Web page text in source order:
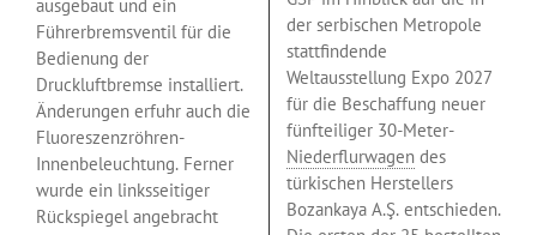
ausgebaut und ein
Führerbremsventil für die
Bedienung der
Druckluftbremse installiert.
Änderungen erfuhr auch die
Fluoreszenzröhren-
Innenbeleuchtung. Ferner
wurde ein linksseitiger
Rückspiegel angebracht
der serbischen Metropole
stattfindende
Weltausstellung Expo 2027
für die Beschaffung neuer
fünfteiliger 30-Meter-
Niederflurwagen des
türkischen Herstellers
Bozankaya A.Ş. entschieden.